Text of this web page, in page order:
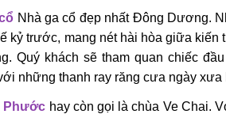
Nhà ga cổ đẹp nhất Đông Dương.
kỷ trước, mang nét hài hòa giữa
Quý khách sẽ tham quan chiếc
những thanh ray răng cưa ngày
Phước hay còn gọi là chùa Ve Chai.